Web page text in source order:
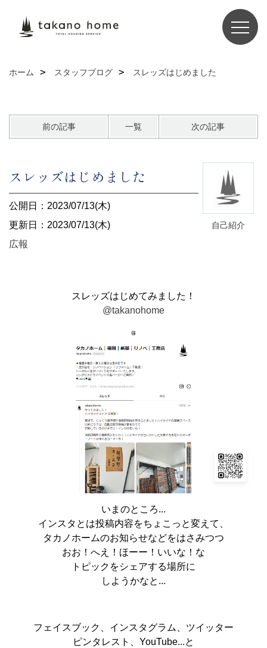
ホーム スタッフブログ スレッズはじめました
前の記事 一覧 次の記事
自己紹介
スレッズはじめました
公開日：2023/07/13(木)
更新日：2023/07/13(木)
広報
スレッズはじめてみました！
@takanohome
いまのところ...
インスタとは投稿内容をちょこっと変えて、
タカノホームのお知らせなどをはさみつつ
おお！へえ！ほーー！いいな！な
トピックをシェアする場所に
しようかなと...
フェイスブック、インスタグラム、ツイッター
ピンタレスト、YouTube...と